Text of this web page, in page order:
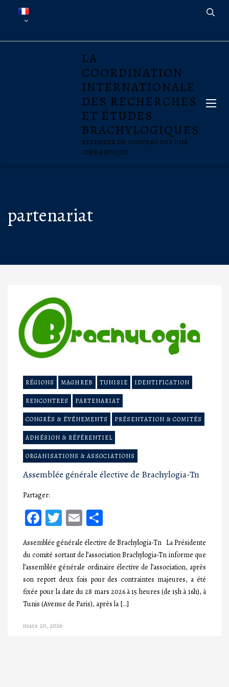
LA
COORDINATION
INTERNATIONALE
DES RECHERCHES
ET ÉTUDES
BRACHYLOGIQUES
REPENSER DU NOUVEAU SUR UNE
IDÉE ANTIQUE
partenariat
RÉGIONS MAGHREB TUNISIE IDENTIFICATION
RENCONTRES PARTENARIAT
CONGRÈS & ÉVÉNEMENTS PRÉSENTATION & COMITÉS
ADHÉSION & RÉFÉRENTIEL
ORGANISATIONS & ASSOCIATIONS
Assemblée générale élective de Brachylogia-Tn
Partager:
Facebook
Twitter
Email
Assemblée générale élective de Brachylogia-Tn La Présidente
du comité sortant de l’association Brachylogia-Tn informe que
l’assemblée générale ordinaire élective de l’association, après
son report deux fois pour des contraintes majeures, a été
fixée pour la date du 28 mars 2026 à 15 heures (de 15h à 16h), à
Tunis (Avenue de Paris), après la […]
mars 20, 2026